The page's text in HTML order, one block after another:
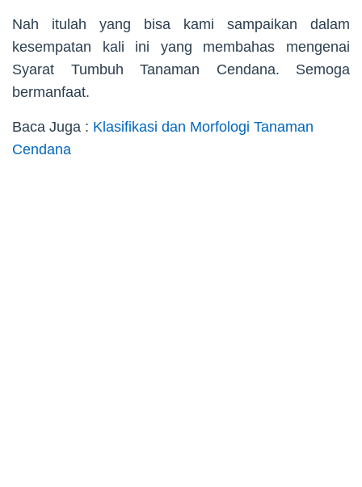
Nah itulah yang bisa kami sampaikan dalam
kesempatan kali ini yang membahas mengenai
Syarat Tumbuh Tanaman Cendana. Semoga
bermanfaat.
Baca Juga : Klasifikasi dan Morfologi Tanaman
Cendana